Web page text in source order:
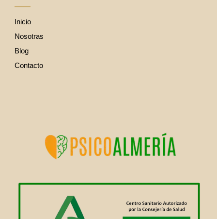
Inicio
Nosotras
Blog
Contacto